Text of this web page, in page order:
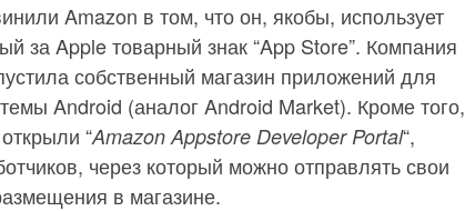
Amazon в том, что он, якобы, использует
за Apple товарный знак “App Store”. Компания
собственный магазин приложений для
Android (аналог Android Market). Кроме того,
“Amazon Appstore Developer Portal“,
через который можно отправлять свои
в магазине.